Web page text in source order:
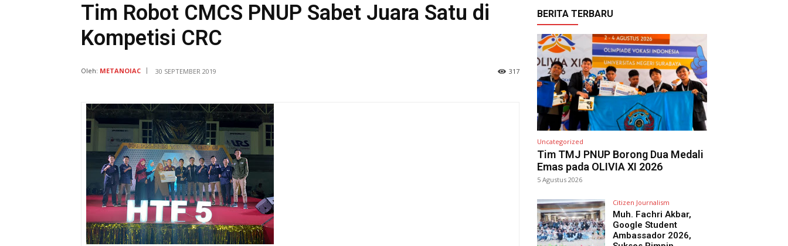
Tim Robot CMCS PNUP Sabet Juara Satu di
Kompetisi CRC
317
Oleh: METANOIAC 30 SEPTEMBER 2019
BERITA TERBARU
Uncategorized
Tim TMJ PNUP Borong Dua Medali
Emas pada OLIVIA XI 2026
5 Agustus 2026
Citizen Journalism
Muh. Fachri Akbar,
Google Student
Ambassador 2026,